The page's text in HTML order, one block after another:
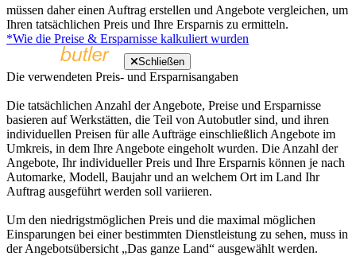
müssen daher einen Auftrag erstellen und Angebote vergleichen, um
Ihren tatsächlichen Preis und Ihre Ersparnis zu ermitteln.
*Wie die Preise & Ersparnisse kalkuliert wurden
Schließen
Die verwendeten Preis- und Ersparnisangaben
Die tatsächlichen Anzahl der Angebote, Preise und Ersparnisse
basieren auf Werkstätten, die Teil von Autobutler sind, und ihren
individuellen Preisen für alle Aufträge einschließlich Angebote im
Umkreis, in dem Ihre Angebote eingeholt wurden. Die Anzahl der
Angebote, Ihr individueller Preis und Ihre Ersparnis können je nach
Automarke, Modell, Baujahr und an welchem Ort im Land Ihr
Auftrag ausgeführt werden soll variieren.
Um den niedrigstmöglichen Preis und die maximal möglichen
Einsparungen bei einer bestimmten Dienstleistung zu sehen, muss in
der Angebotsübersicht „Das ganze Land“ ausgewählt werden.